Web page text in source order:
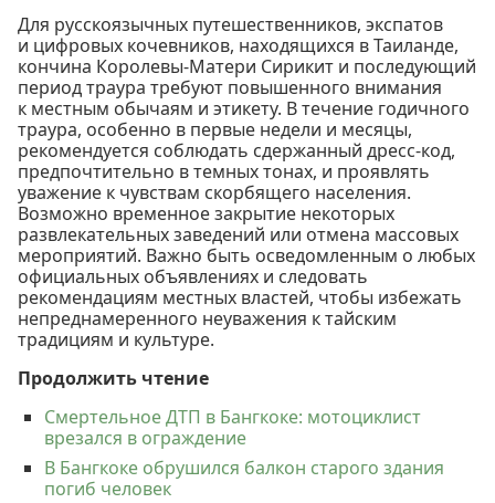
Для русскоязычных путешественников, экспатов
и цифровых кочевников, находящихся в Таиланде,
кончина Королевы-Матери Сирикит и последующий
период траура требуют повышенного внимания
к местным обычаям и этикету. В течение годичного
траура, особенно в первые недели и месяцы,
рекомендуется соблюдать сдержанный дресс-код,
предпочтительно в темных тонах, и проявлять
уважение к чувствам скорбящего населения.
Возможно временное закрытие некоторых
развлекательных заведений или отмена массовых
мероприятий. Важно быть осведомленным о любых
официальных объявлениях и следовать
рекомендациям местных властей, чтобы избежать
непреднамеренного неуважения к тайским
традициям и культуре.
Продолжить чтение
Смертельное ДТП в Бангкоке: мотоциклист
врезался в ограждение
В Бангкоке обрушился балкон старого здания
погиб человек